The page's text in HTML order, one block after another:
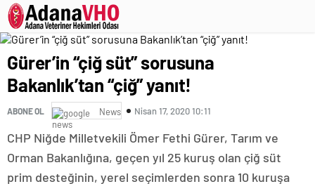
Gürer’in “çiğ süt” sorusuna
Bakanlık’tan “çiğ” yanıt!
ABONE OL News Nisan 17, 2020 10:11
CHP Niğde Milletvekili Ömer Fethi Gürer, Tarım ve
Orman Bakanlığına, geçen yıl 25 kuruş olan çiğ süt
prim desteğinin, yerel seçimlerden sonra 10 kuruşa